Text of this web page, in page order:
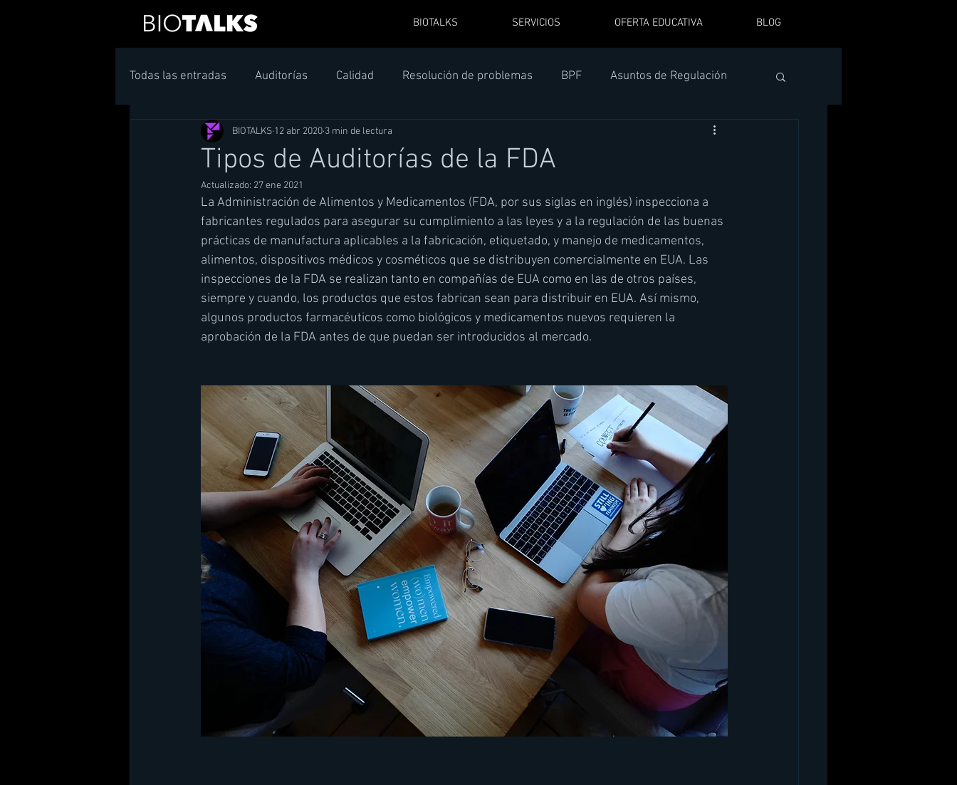
BIOTALKS SERVICIOS OFERTA EDUCATIVA BLOG
Todas las entradas Auditorías Calidad Resolución de problemas BPF Asuntos de Regulación
Tipos de Auditorías de la FDA
BIOTALKS 12 abr 2020 3 min de lectura
Actualizado: 27 ene 2021
La Administración de Alimentos y Medicamentos (FDA, por sus siglas en inglés) inspecciona a
fabricantes regulados para asegurar su cumplimiento a las leyes y a la regulación de las buenas
prácticas de manufactura aplicables a la fabricación, etiquetado, y manejo de medicamentos,
alimentos, dispositivos médicos y cosméticos que se distribuyen comercialmente en EUA. Las
inspecciones de la FDA se realizan tanto en compañías de EUA como en las de otros países,
siempre y cuando, los productos que estos fabrican sean para distribuir en EUA. Así mismo,
algunos productos farmacéuticos como biológicos y medicamentos nuevos requieren la
aprobación de la FDA antes de que puedan ser introducidos al mercado.